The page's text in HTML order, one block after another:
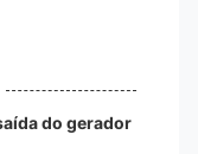
do gerador